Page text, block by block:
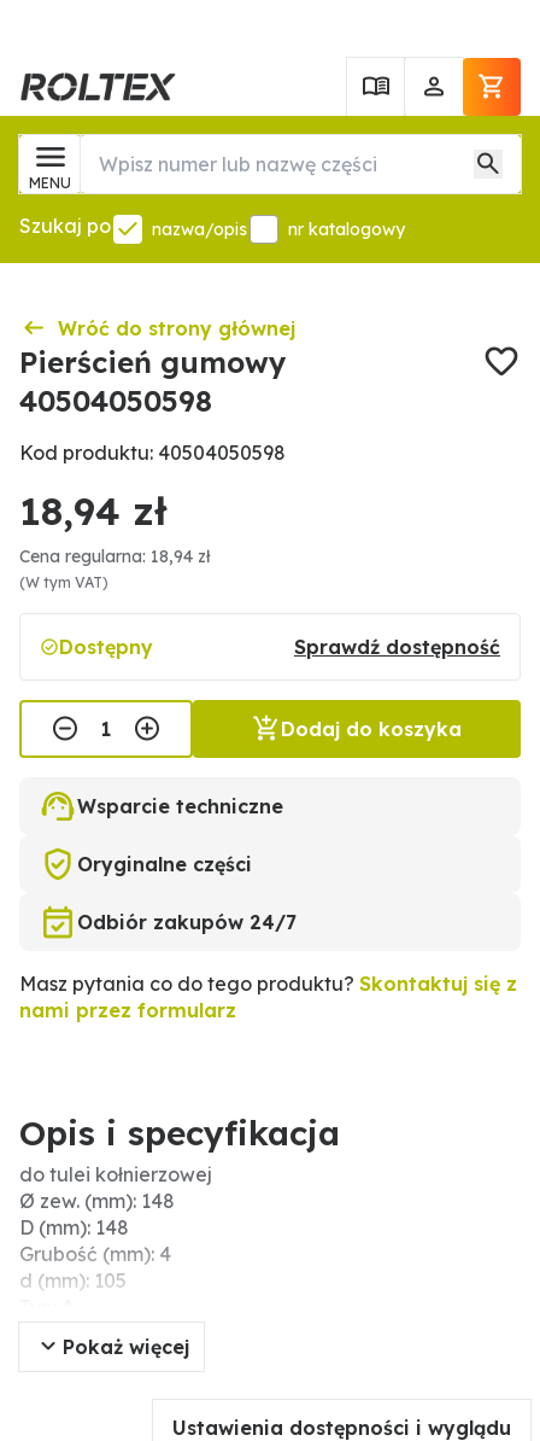
MENU
Szukaj po nazwa/opis nr katalogowy
Wróć do strony głównej
Pierścień gumowy
40504050598
Kod produktu: 40504050598
18,94 zł
Cena regularna: 18,94 zł
(W tym VAT)
Dostępny Sprawdź dostępność
Dodaj do koszyka
Wsparcie techniczne
Oryginalne części
Odbiór zakupów 24/7
Masz pytania co do tego produktu? Skontaktuj się z
nami przez formularz
Opis i specyfikacja
do tulei kołnierzowej
Ø zew. (mm): 148
D (mm): 148
Grubość (mm): 4
d (mm): 105
Wersja: 110
DN: 100
Pokaż więcej
Ustawienia dostępności i wyglądu